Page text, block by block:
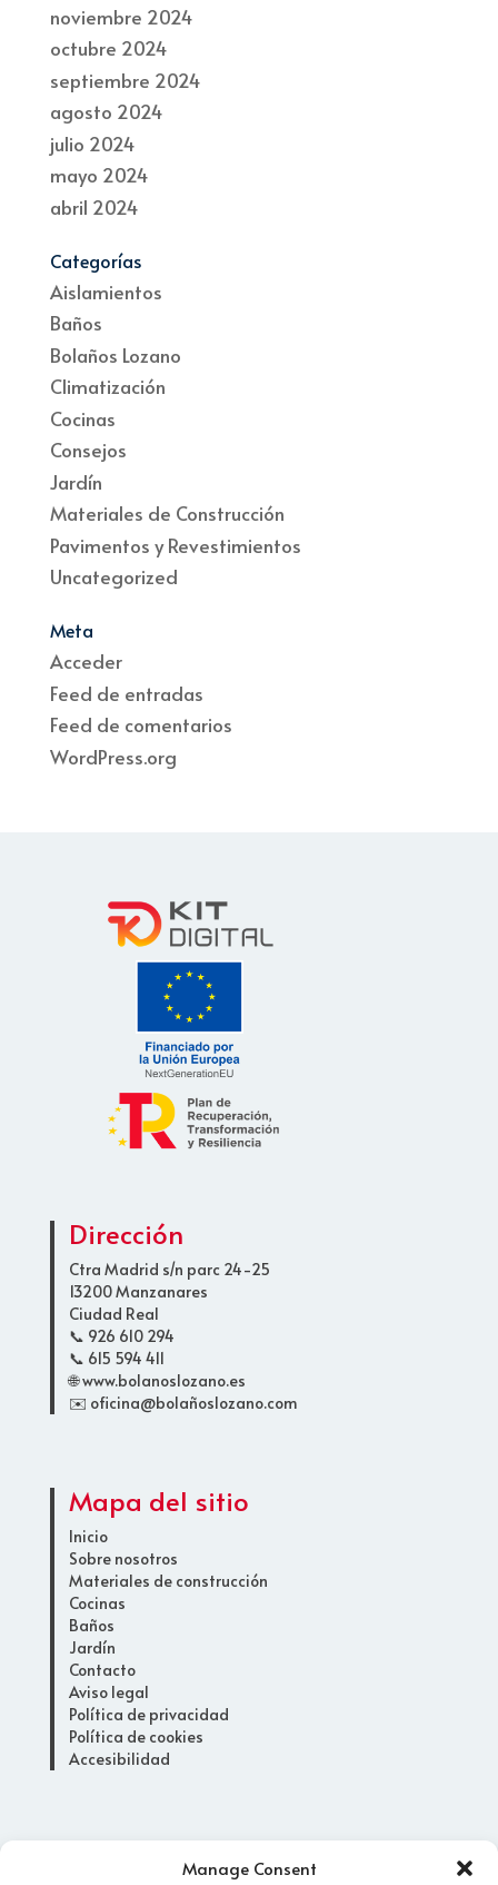
Manage Consent
noviembre 2024
octubre 2024
septiembre 2024
agosto 2024
julio 2024
mayo 2024
abril 2024
Categorías
Aislamientos
Baños
Bolaños Lozano
Climatización
Cocinas
Consejos
Jardín
Materiales de Construcción
Pavimentos y Revestimientos
Uncategorized
Meta
Acceder
Feed de entradas
Feed de comentarios
WordPress.org
Dirección
Ctra Madrid s/n parc 24-25
13200 Manzanares
Ciudad Real
📞 926 610 294
📞 615 594 411
🌐 www.bolanoslozano.es
✉️ oficina@bolañoslozano.com
Mapa del sitio
Inicio
Sobre nosotros
Materiales de construcción
Cocinas
Baños
Jardín
Contacto
Aviso legal
Política de privacidad
Política de cookies
Accesibilidad